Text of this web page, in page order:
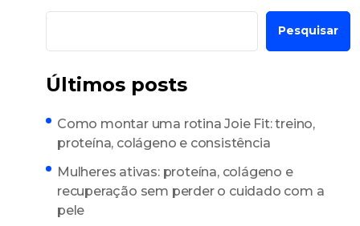
Pesquisar
Últimos posts
Como montar uma rotina Joie Fit: treino,
proteína, colágeno e consistência
Mulheres ativas: proteína, colágeno e
recuperação sem perder o cuidado com a
pele